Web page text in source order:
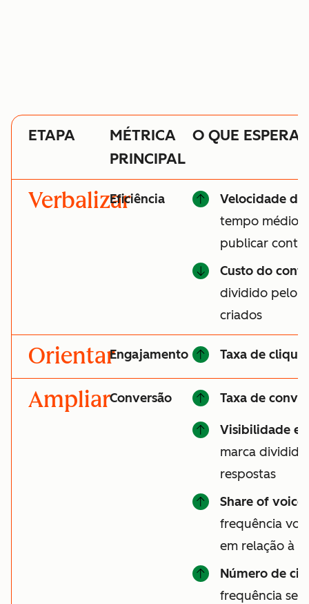
ETAPA
MÉTRICA
PRINCIPAL
O QUE
VerbalizarEficiência
Velocidade
tempo médio
publicar
Custo do
dividido pelo
criados
OrientarEngajamento Taxa de
AmpliarConversão Taxa de
Visibilidade
marca
respostas
Share of voice
frequência
em relação à
Número de
frequência